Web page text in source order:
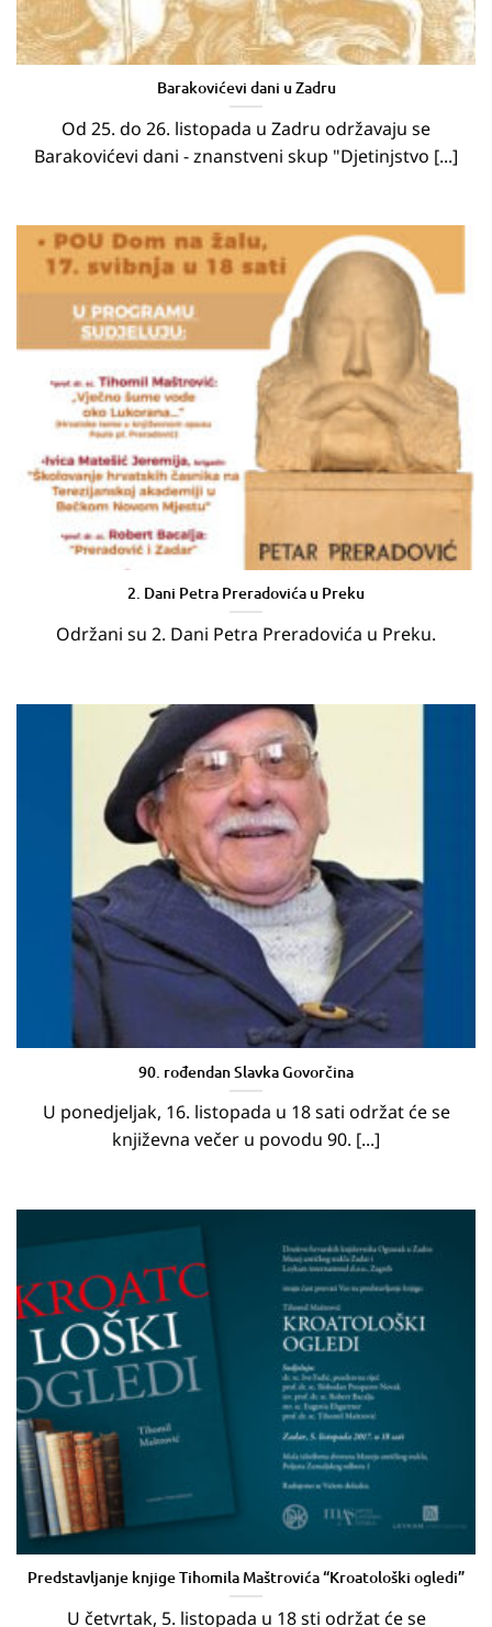
Barakovićevi dani u Zadru
Od 25. do 26. listopada u Zadru održavaju se
Barakovićevi dani - znanstveni skup "Djetinjstvo [...]
2. Dani Petra Preradovića u Preku
Održani su 2. Dani Petra Preradovića u Preku.
90. rođendan Slavka Govorčina
U ponedjeljak, 16. listopada u 18 sati održat će se
književna večer u povodu 90. [...]
Predstavljanje knjige Tihomila Maštrovića “Kroatološki ogledi”
U četvrtak, 5. listopada u 18 sti održat će se